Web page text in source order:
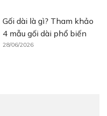
Gối dài là gì? Tham khảo
4 mẫu gối dài phổ biến
28/06/2026